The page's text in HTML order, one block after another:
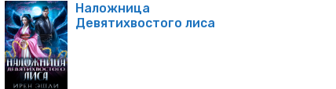
Наложница
Девятихвостого лиса